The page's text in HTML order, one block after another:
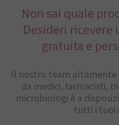
Non sai quale
Desideri ricevere
gratuita e
Il nostro team
da medici, farmacisti,
microbiologi è a
tutti i tuoi